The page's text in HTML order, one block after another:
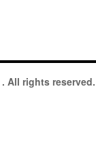
. All rights reserved.